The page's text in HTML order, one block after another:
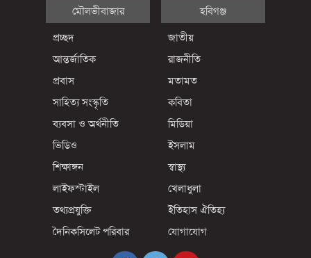
মৌলভীবাজার হবিগঞ্জ
প্রচ্ছদ
জাতীয়
আন্তর্জাতিক
রাজনীতি
প্রবাস
মতামত
সাহিত্য সংস্কৃতি
কবিতা
ব্যবসা ও অর্থনীতি
মিডিয়া
ভিডিও
ইসলাম
শিক্ষাঙ্গন
স্বাস্থ্য
লাইফস্টাইল
খেলাধুলা
তথ্যপ্রযুক্তি
ইতিহাস ঐতিহ্য
দৈনিকসিলেট পরিবার
যোগাযোগ